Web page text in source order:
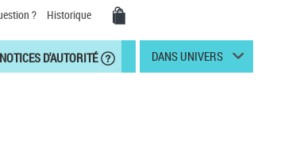
? Historique
NOTICES D'AUTORITÉ DANS UNIVERS